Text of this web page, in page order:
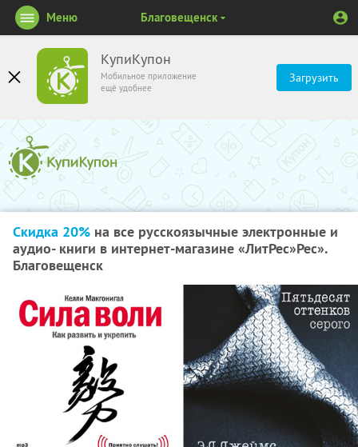
КупиКупон
Мобильное приложение
ещё удобнее
Загрузить
Меню Благовещенск
Скидка 20% на все русскоязычные электронные и
аудио- книги в интернет-магазине «ЛитРес»Рес».
Благовещенск